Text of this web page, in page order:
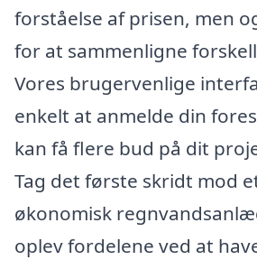
forståelse af prisen, men
for at sammenligne
Vores brugervenlige
enkelt at anmelde din
kan få flere bud på dit
Tag det første skridt mod
økonomisk
oplev fordelene ved at